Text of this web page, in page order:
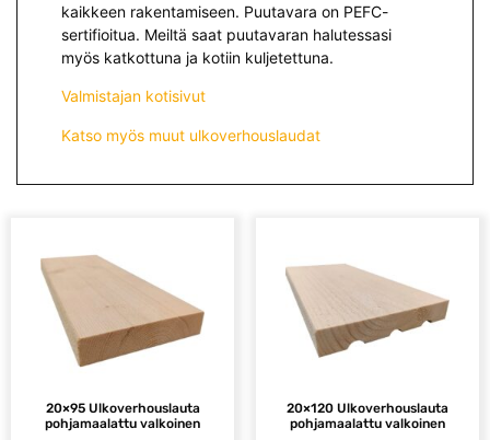
kaikkeen rakentamiseen. Puutavara on PEFC-
sertifioitua. Meiltä saat puutavaran halutessasi
myös katkottuna ja kotiin kuljetettuna.
Valmistajan kotisivut
Katso myös muut ulkoverhouslaudat
20×95 Ulkoverhouslauta
pohjamaalattu valkoinen
20×120 Ulkoverhouslauta
pohjamaalattu valkoinen